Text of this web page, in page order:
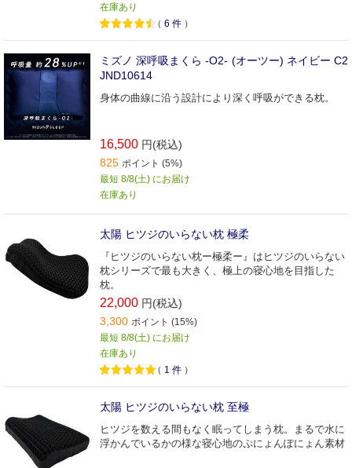
在庫あり
（ 6 件 ）
ミズノ 深呼吸まくら -O2- (オーツー) ネイビー C2
JND10614
身体の曲線に沿う設計により深く呼吸ができる枕。
16,500 円(税込)
825 ポイント (5%)
最短 8/8(土) にお届け
在庫あり
太陽 ヒツジのいらない枕 極柔
『ヒツジのいらない枕ー極柔ー』はヒツジのいらない
枕シリーズで最も大きく、極上の寝心地を目指した
枕。
22,000 円(税込)
3,300 ポイント (15%)
最短 8/8(土) にお届け
在庫あり
（ 1 件 ）
太陽 ヒツジのいらない枕 至極
ヒツジを数える間もなく眠ってしまう枕。まるで水に
浮かんでいるかの様な寝心地のぷにょんぽにょん素材